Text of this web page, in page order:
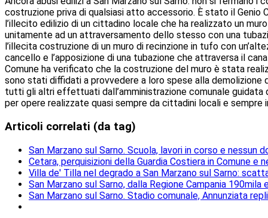
costruzione priva di qualsiasi atto accessorio. È stato il Genio
l’illecito edilizio di un cittadino locale che ha realizzato un
unitamente ad un attraversamento dello stesso con una
l’illecita costruzione di un muro di recinzione in tufo con
cancello e l’apposizione di una tubazione che attraversa il
Comune ha verificato che la costruzione del muro è stata
sono stati diffidati a provvedere a loro spese alla
tutti gli altri effettuati dall’amministrazione comunale guidata
per opere realizzate quasi sempre da cittadini locali e sempre
Articoli correlati (da tag)
San Marzano sul Sarno. Scuola, lavori in corso e nessun
Cetara, perquisizioni della Guardia Costiera in Comune
Villa de' Tilla nel degrado a San Marzano sul Sarno:
San Marzano sul Sarno, dalla Regione Campania
San Marzano sul Sarno. Stadio comunale, Annunziata